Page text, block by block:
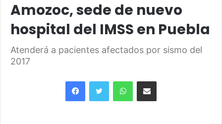
Amozoc, sede de nuevo
hospital del IMSS en Puebla
Atenderá a pacientes afectados por sismo del
2017
FacebookTwitter WhatsAppShare via Email